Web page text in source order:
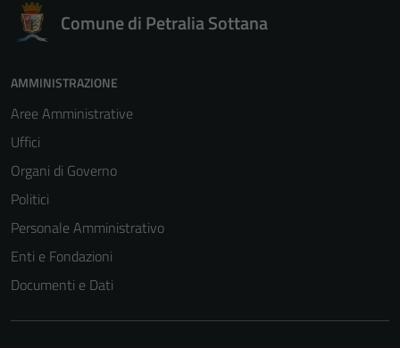
Comune di Petralia Sottana
AMMINISTRAZIONE
Aree Amministrative
Uffici
Organi di Governo
Politici
Personale Amministrativo
Enti e Fondazioni
Documenti e Dati
del sito e non